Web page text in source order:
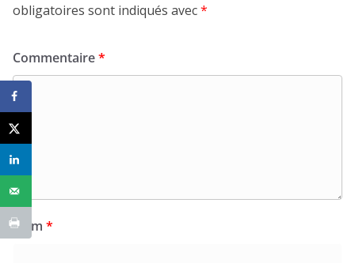
obligatoires sont indiqués avec*
Commentaire*
Nom *